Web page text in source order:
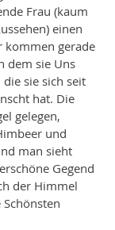
Frau (kaum
einen
kommen gerade
dem sie Uns
sie sich seit
hat. Die
gelegen,
und
man sieht
Gegend
der Himmel